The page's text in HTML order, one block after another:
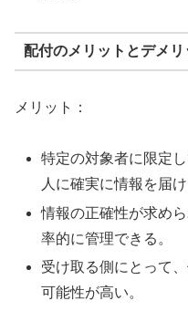
配付のメリットとデメリ
メリット：
特定の対象者に限定
人に確実に情報を届け
情報の正確性が求め
率的に管理できる。
受け取る側にとって
可能性が高い。